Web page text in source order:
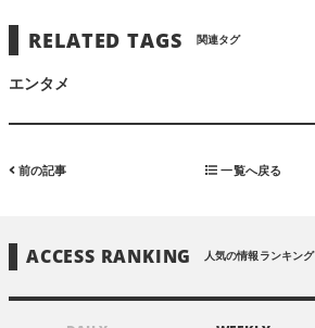
RELATED TAGS 関連タグ
エンタメ
前の記事 一覧へ戻る
ACCESS RANKING 人気の情報ランキング